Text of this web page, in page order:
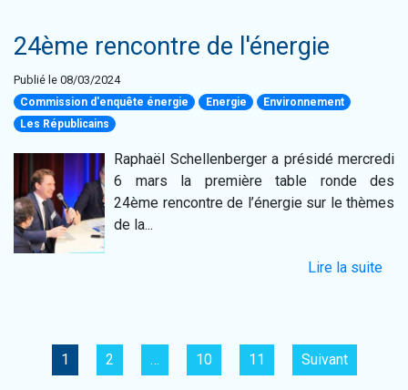
24ème rencontre de l'énergie
Publié le 08/03/2024
Commission d'enquête énergie Energie
Environnement
Les Républicains
Raphaël Schellenberger a présidé mercredi
6 mars la première table ronde des
24ème rencontre de l’énergie sur le thèmes
de la...
Lire la suite
1 2 … 10 11 Suivant